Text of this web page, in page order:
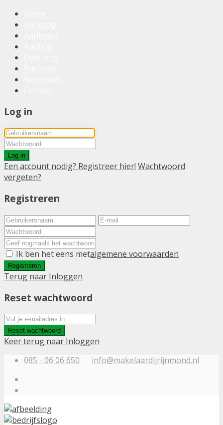
Log in
Log in
Een account nodig? Registreer hier! Wachtwoord
vergeten?
Registreren
Ik ben het eens metalgemene voorwaarden
Registreren
Terug naar Inloggen
Reset wachtwoord
Reset wachtwoord
Keer terug naar Inloggen
085 - 06 06 650
info@makelaardijrijnmond.nl